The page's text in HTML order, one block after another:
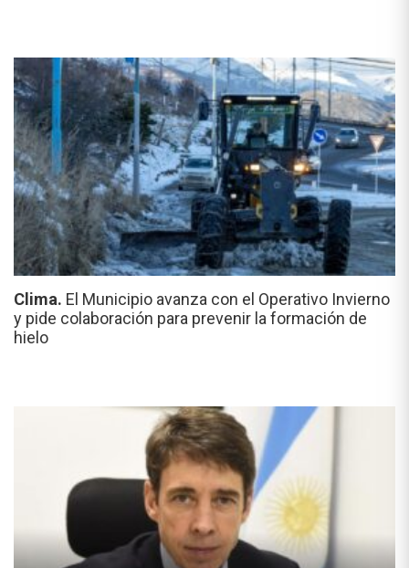
Clima. El Municipio avanza con el Operativo Invierno
y pide colaboración para prevenir la formación de
hielo